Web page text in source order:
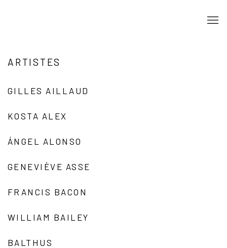
ARTISTES
GILLES AILLAUD
KOSTA ALEX
ÁNGEL ALONSO
GENEVIÈVE ASSE
FRANCIS BACON
WILLIAM BAILEY
BALTHUS